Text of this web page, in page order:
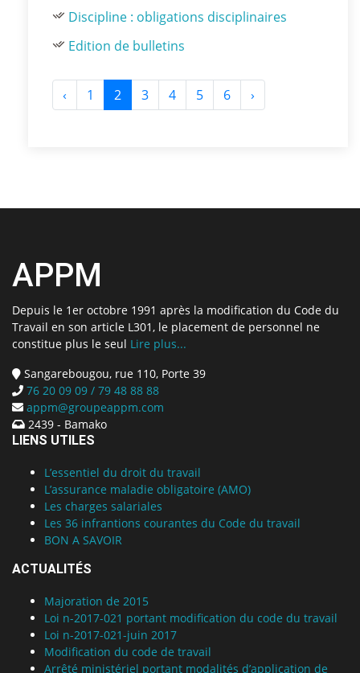
Discipline : obligations disciplinaires
Edition de bulletins
‹ 1 2 3 4 5 6 ›
APPM
Depuis le 1er octobre 1991 après la modification du Code du
Travail en son article L301, le placement de personnel ne
constitue plus le seul Lire plus...
Sangarebougou, rue 110, Porte 39
76 20 09 09 / 79 48 88 88
appm@groupeappm.com
2439 - Bamako
LIENS UTILES
L’essentiel du droit du travail
L’assurance maladie obligatoire (AMO)
Les charges salariales
Les 36 infrantions courantes du Code du travail
BON A SAVOIR
ACTUALITÉS
Majoration de 2015
Loi n-2017-021 portant modification du code du travail
Loi n-2017-021-juin 2017
Modification du code de travail
Arrêté ministériel portant modalités d’application de